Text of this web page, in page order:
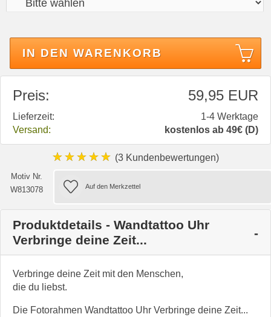
IN DEN WARENKORB
Preis: 59,95 EUR
Lieferzeit:
1-4 Werktage
Versand:
kostenlos ab 49€ (D)
★★★★★ (3 Kundenbewertungen)
Motiv Nr.
W813078
Produktdetails - Wandtattoo Uhr
Verbringe deine Zeit...
Verbringe deine Zeit mit den Menschen,
die du liebst.
Die Fotorahmen Wandtattoo Uhr Verbringe deine Zeit...